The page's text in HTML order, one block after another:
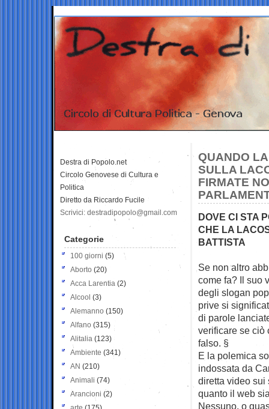
QUANDO
SULLA
FIRMATE
DOVE CI STA
CHE LA
BATTISTA
Se non altro
come fa? Il suo
degli slogan
prive si
di parole
verificare se ciò
falso. §
E la polemica
indossata da
diretta video sui
quanto il web
Nessuno, o
Destra di Popolo.net
Circolo Genovese di Cultura e
Politica
Diretto da Riccardo Fucile
Scrivici: destradipopolo@gmail.com
Categorie
100 giorni (5)
Aborto (20)
Acca Larentia (2)
Alcool (3)
Alemanno (150)
Alfano (315)
Alitalia (123)
Ambiente (341)
AN (210)
Animali (74)
Arancioni (2)